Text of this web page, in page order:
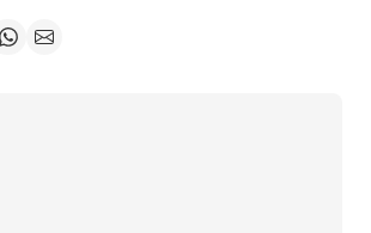
Send on WhatsApp Send on Email